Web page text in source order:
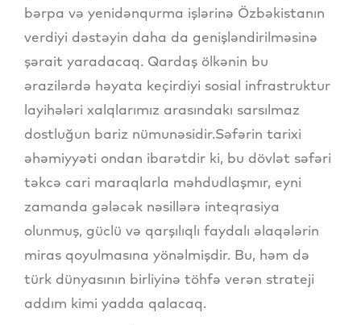
bərpa və yenidənqurma işlərinə Özbəkistanın
verdiyi dəstəyin daha da genişləndirilməsinə
şərait yaradacaq. Qardaş ölkənin bu
ərazilərdə həyata keçirdiyi sosial infrastruktur
layihələri xalqlarımız arasındakı sarsılmaz
dostluğun bariz nümunəsidir.Səfərin tarixi
əhəmiyyəti ondan ibarətdir ki, bu dövlət səfəri
təkcə cari maraqlarla məhdudlaşmır, eyni
zamanda gələcək nəsillərə inteqrasiya
olunmuş, güclü və qarşılıqlı faydalı əlaqələrin
miras qoyulmasına yönəlmişdir. Bu, həm də
türk dünyasının birliyinə töhfə verən strateji
addım kimi yadda qalacaq.